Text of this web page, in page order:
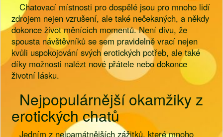
Chatovací místnosti pro dospělé jsou pro mnoho lidí
zdrojem nejen vzrušení, ale také nečekaných, a někdy
dokonce život měnících momentů. Není divu, že
spousta návštěvníků se sem pravidelně vrací nejen
kvůli uspokojování svých erotických potřeb, ale také
díky možnosti nalézt nové přátele nebo dokonce
životní lásku.
Nejpopulárnější okamžiky z
erotických chatů
Jedním z nejpamátnějších zážitků, které mnoho